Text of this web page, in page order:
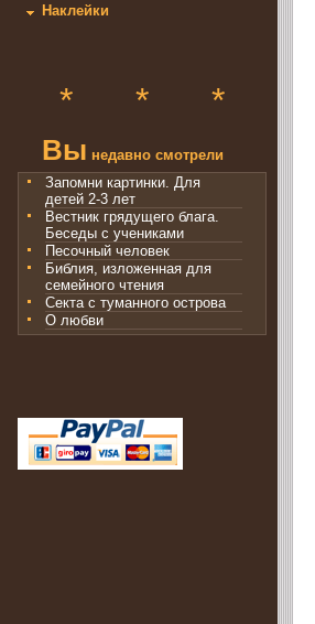
Наклейки
* * *
Вы недавно смотрели
Запомни картинки. Для
детей 2-3 лет
Вестник грядущего блага.
Беседы с учениками
Песочный человек
Библия, изложенная для
семейного чтения
Секта с туманного острова
О любви